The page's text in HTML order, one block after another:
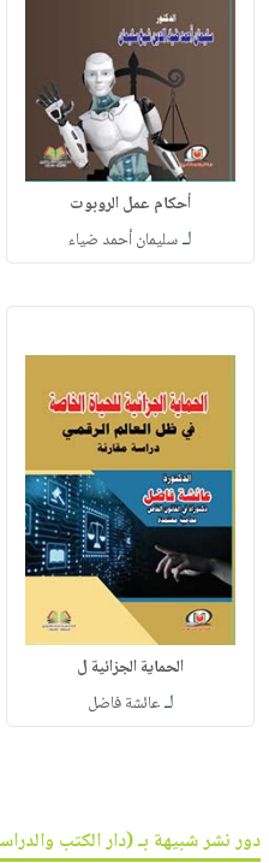
أحكام عمل الروبوت
لـسليمان أحمد ضياء
الحماية الجزائية ل
لـعائشة فاضل
دور نشر شبيهة بـ (دار الكتب